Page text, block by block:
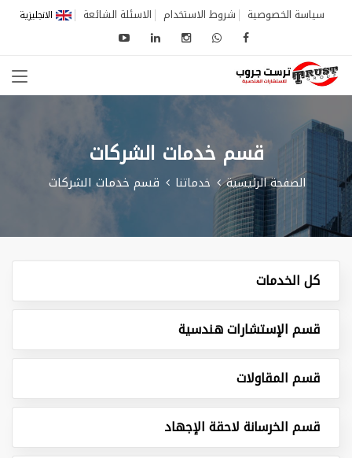
سياسة الخصوصية شروط الاستخدام الاسئلة الشائعة الانجليزية
قسم خدمات الشركات
الصفحة الرئيسية خدماتنا قسم خدمات الشركات
كل الخدمات
قسم الإستشارات هندسية
قسم المقاولات
قسم الخرسانة لاحقة الإجهاد